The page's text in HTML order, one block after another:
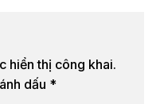
hiển thị công khai.
dấu *